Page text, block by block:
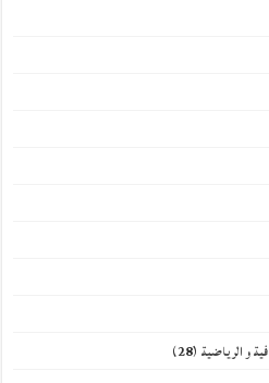
و الرياضية (28)